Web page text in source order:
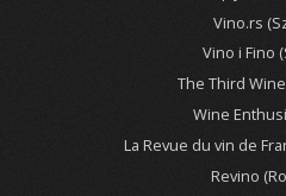
Vino.rs
Vino i Fino
The Third
Wine
La Revue du vin de
Revino